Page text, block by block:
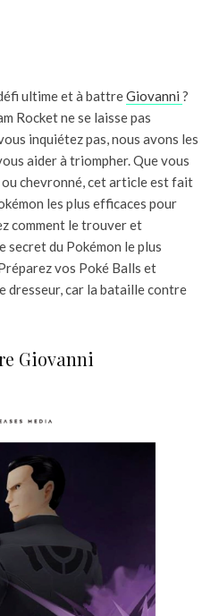
ultime et à battreGiovanni ?
Rocket ne se laisse pas
inquiétez pas, nous avons les
aider à triompher. Que vous
chevronné, cet article est fait
les plus efficaces pour
comment le trouver et
secret du Pokémon le plus
vos Poké Balls et
dresseur, car la bataille contre
Giovanni